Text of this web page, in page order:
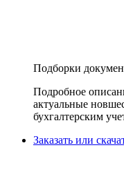
Подборки
Подробное
актуальные
бухгалтерским
Заказать или